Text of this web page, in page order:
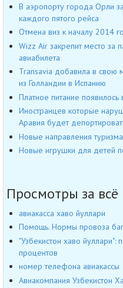
В аэропорту города Орли
каждого пятого рейса
Отмена виз к началу 2014
Wizz Air закрепит место за
авиабилета
Transavia добавила в
из Голландии в Испанию
Платное питание
Иностранцев которые
Аравия будет
Новые направления
Новые игрушки для детей
Просмотры за всё
авиакасса хаво йуллари
Помощь. Нормы провоза
"Узбекистон хаво
процентов
номер телефона авиакассы
Авиакомпания Узбекистон